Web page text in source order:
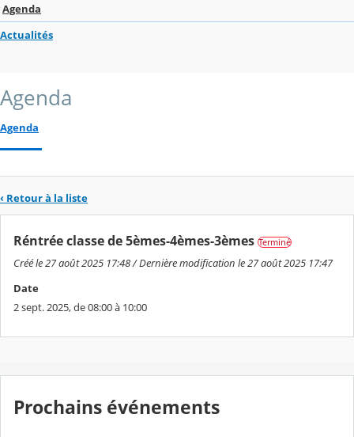
Agenda
Actualités
Agenda
Agenda
‹ Retour à la liste
Réntrée classe de 5èmes-4èmes-3èmes Terminé
Créé le 27 août 2025 17:48 / Dernière modification le 27 août 2025 17:47
Date
2 sept. 2025, de 08:00 à 10:00
Prochains événements